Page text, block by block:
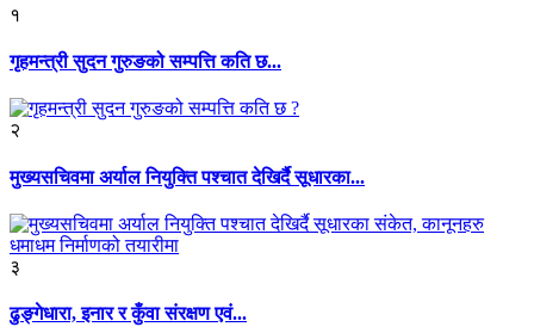
१
गृहमन्त्री सुदन गुरुङको सम्पत्ति कति छ...
२
मुख्यसचिवमा अर्याल नियुक्ति पश्चात देखिर्दै सूधारका...
३
ढुङ्गेधारा, इनार र कुँवा संरक्षण एवं...